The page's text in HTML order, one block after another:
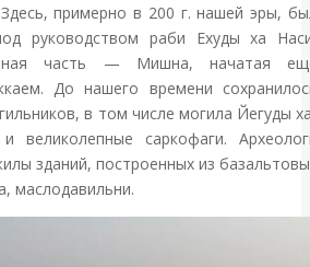
примерно в 200 г. нашей эры,
руководством раби Ехуды ха
часть — Мишна, начатая
До нашего времени
в том числе могила Йегуды
великолепные саркофаги.
зданий, построенных из
маслодавильни.